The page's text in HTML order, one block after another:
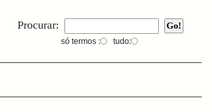
Procurar:
só termos : tudo: